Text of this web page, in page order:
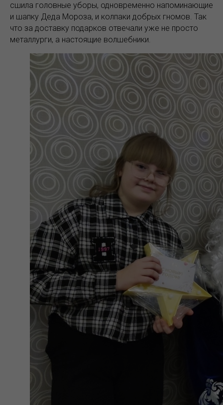
сшила головные уборы, одновременно напоминающие
и шапку Деда Мороза, и колпаки добрых гномов. Так
что за доставку подарков отвечали уже не просто
металлурги, а настоящие волшебники.